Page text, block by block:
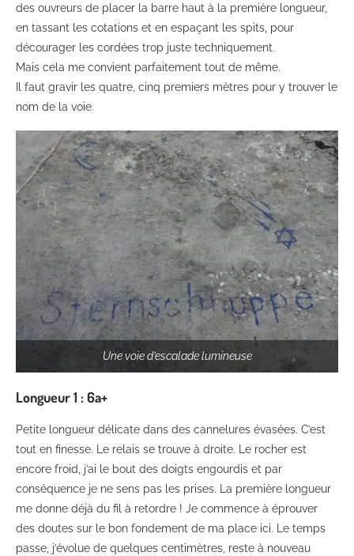
des ouvreurs de placer la barre haut à la première longueur,
en tassant les cotations et en espaçant les spits, pour
décourager les cordées trop juste techniquement.
Mais cela me convient parfaitement tout de même.
Il faut gravir les quatre, cinq premiers mètres pour y trouver le
nom de la voie.
Une voie d’escalade lumineuse
Longueur 1 : 6a+
Petite longueur délicate dans des cannelures évasées. C’est
tout en finesse. Le relais se trouve à droite. Le rocher est
encore froid, j’ai le bout des doigts engourdis et par
conséquence je ne sens pas les prises. La première longueur
me donne déjà du fil à retordre ! Je commence à éprouver
des doutes sur le bon fondement de ma place ici. Le temps
passe, j’évolue de quelques centimètres, reste à nouveau